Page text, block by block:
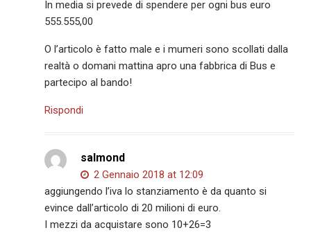
In media si prevede di spendere per ogni bus euro
555.555,00
O l’articolo è fatto male e i mumeri sono scollati dalla
realtà o domani mattina apro una fabbrica di Bus e
partecipo al bando!
Rispondi
salmond
2 Gennaio 2018 at 12:09
aggiungendo l’iva lo stanziamento è da quanto si
evince dall’articolo di 20 milioni di euro.
I mezzi da acquistare sono 10+26=3